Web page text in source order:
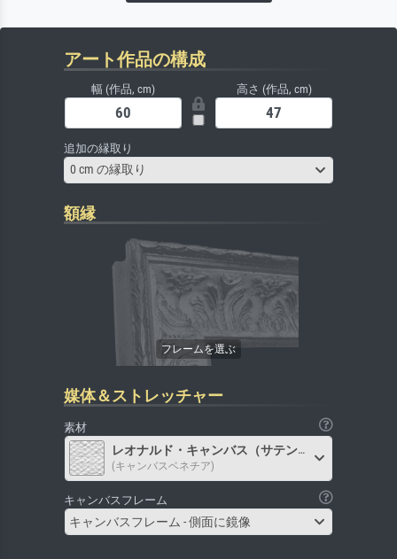
アート作品の構成
幅 (作品, cm) 高さ (作品, cm)
追加の縁取り
0 cm の縁取り
額縁
媒体＆ストレッチャー
素材
レオナルド・キャンバス（サテン）
(キャンバスベネチア)
キャンバスフレーム
キャンバスフレーム - 側面に鏡像